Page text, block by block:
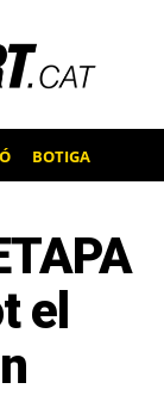
BOTIGA
el